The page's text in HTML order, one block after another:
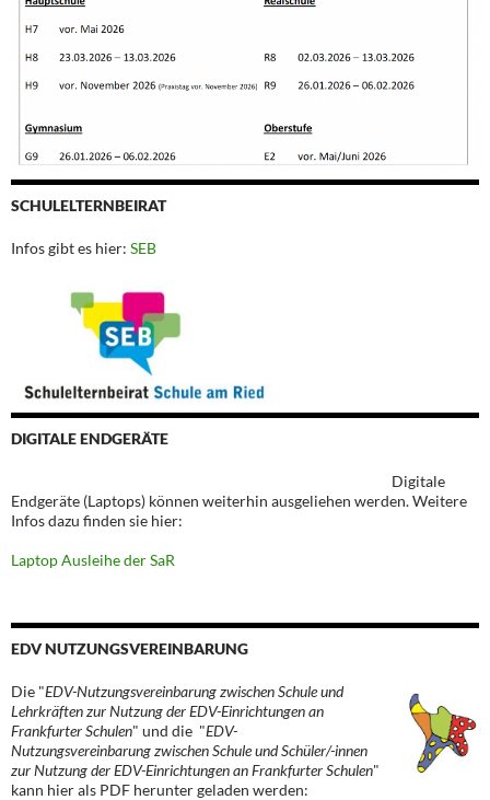
SCHULELTERNBEIRAT
Infos gibt es hier: SEB
DIGITALE ENDGERÄTE
Digitale
Endgeräte (Laptops) können weiterhin ausgeliehen werden. Weitere
Infos dazu finden sie hier:
Laptop Ausleihe der SaR
EDV NUTZUNGSVEREINBARUNG
Die "EDV-Nutzungsvereinbarung zwischen Schule und
Lehrkräften zur Nutzung der EDV-Einrichtungen an
Frankfurter Schulen" und die "EDV-
Nutzungsvereinbarung zwischen Schule und Schüler/-innen
zur Nutzung der EDV-Einrichtungen an Frankfurter Schulen"
kann hier als PDF herunter geladen werden: